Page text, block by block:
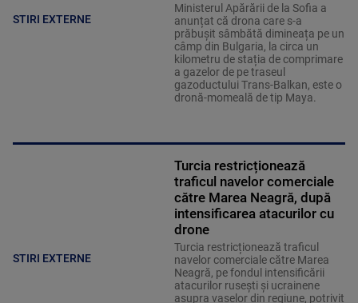
STIRI EXTERNE
Ministerul Apărării de la Sofia a
anunțat că drona care s-a
prăbușit sâmbătă dimineața pe un
câmp din Bulgaria, la circa un
kilometru de stația de comprimare
a gazelor de pe traseul
gazoductului Trans-Balkan, este o
dronă-momeală de tip Maya.
STIRI EXTERNE
Turcia restricționează
traficul navelor comerciale
către Marea Neagră, după
intensificarea atacurilor cu
drone
Turcia restricționează traficul
navelor comerciale către Marea
Neagră, pe fondul intensificării
atacurilor rusești și ucrainene
asupra vaselor din regiune, potrivit